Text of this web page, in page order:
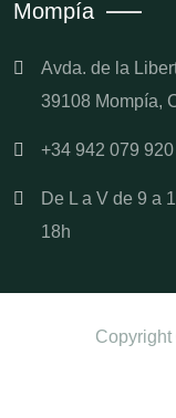
Mompía
Avda. de la
39108 Mompía,
+34 942 079 920
De L a V de 9 a
18h
Copyright